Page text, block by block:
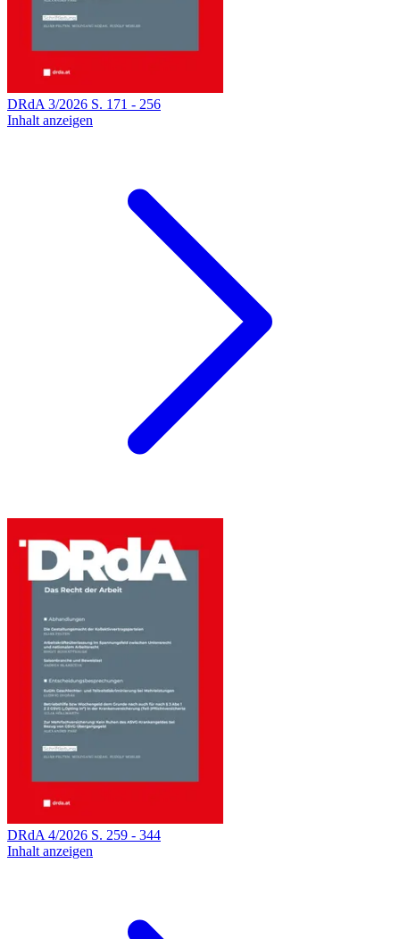
DRdA 3/2026 S. 171 - 256
Inhalt anzeigen
DRdA 4/2026 S. 259 - 344
Inhalt anzeigen